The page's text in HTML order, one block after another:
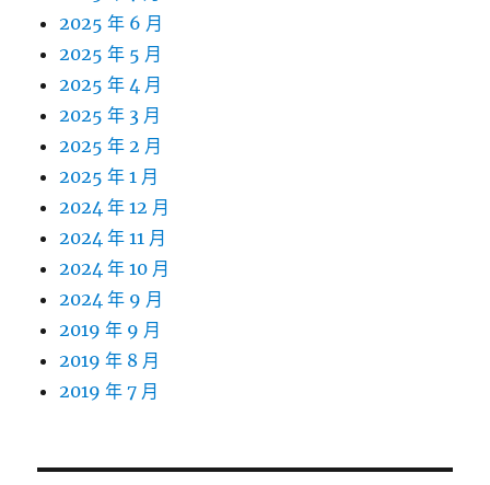
2025 年 6 月
2025 年 5 月
2025 年 4 月
2025 年 3 月
2025 年 2 月
2025 年 1 月
2024 年 12 月
2024 年 11 月
2024 年 10 月
2024 年 9 月
2019 年 9 月
2019 年 8 月
2019 年 7 月